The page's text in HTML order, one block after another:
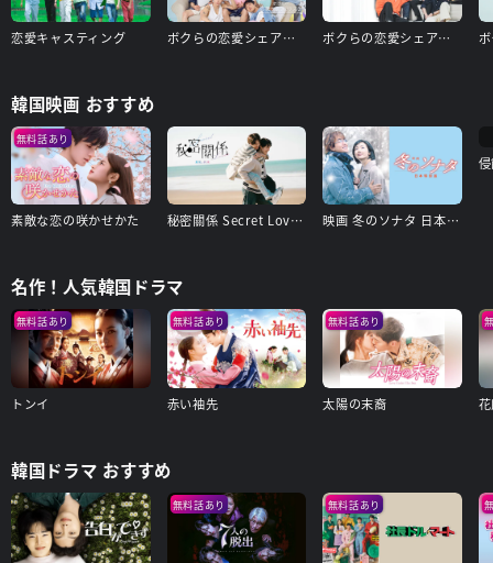
恋愛キャスティング ボクらの恋愛シェアハウス3～Boys Love ∞（アンリミテッド）～ ボクらの恋愛シェアハウス2～Boys Love ∞(アンリミテッド)〜
韓国映画 おすすめ
無料話あり
素敵な恋の咲かせかた 秘密關係 Secret Lover 最後の約束 映画 冬のソナタ 日本特別版
名作！人気韓国ドラマ
無料話あり
トンイ
無料話あり
赤い袖先
無料話あり
太陽の末裔
韓国ドラマ おすすめ
無料話あり 無料話あり